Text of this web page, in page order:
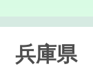
兵庫県